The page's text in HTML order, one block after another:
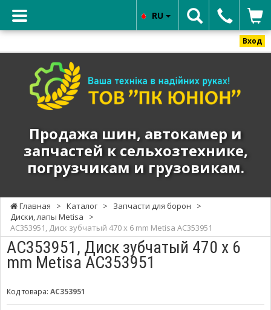
Вход
ЮНИОН"
автокамер
запчастей
к
сельхозтехнике,
погрузчикам
и
грузовикам.
Продажа шин, автокамер и
запчастей к сельхозтехнике,
погрузчикам и грузовикам.
RU
Главная > Каталог > Запчасти для борон
>
Диски, лапы Metisa
>
AC353951, Диск зубчатый 470 х 6 mm Metisa AC353951
AC353951, Диск зубчатый 470 х 6
mm Metisa AC353951
Код товара: AC353951